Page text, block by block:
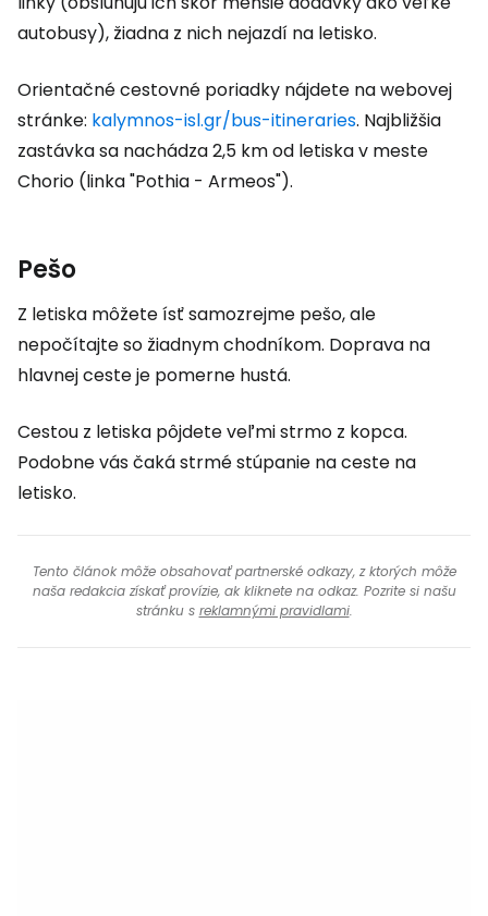
autobusy), žiadna z nich nejazdí na letisko.
Orientačné cestovné poriadky nájdete na webovej
stránke: kalymnos-isl.gr/bus-itineraries. Najbližšia
zastávka sa nachádza 2,5 km od letiska v meste
Chorio (linka "Pothia - Armeos").
Pešo
Z letiska môžete ísť samozrejme pešo, ale
nepočítajte so žiadnym chodníkom. Doprava na
hlavnej ceste je pomerne hustá.
Cestou z letiska pôjdete veľmi strmo z kopca.
Podobne vás čaká strmé stúpanie na ceste na
letisko.
Tento článok môže obsahovať partnerské odkazy, z ktorých môže
naša redakcia získať provízie, ak kliknete na odkaz. Pozrite si našu
stránku s reklamnými pravidlami.